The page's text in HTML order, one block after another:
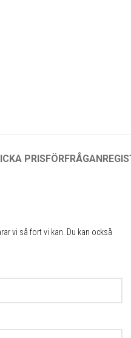
PRISFÖRFRÅGAN
vi så fort vi kan. Du kan också